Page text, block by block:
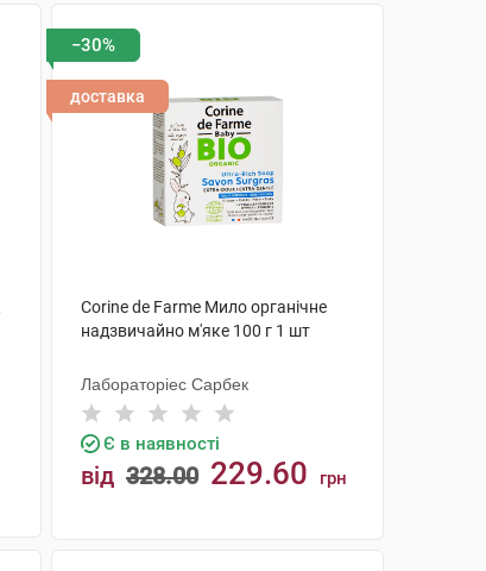
−30%
доставка
Corine de Farme Мило органічне
надзвичайно м'яке 100 г 1 шт
Лабораторіес Сарбек
Є в наявності
від 328.00 229.60 грн